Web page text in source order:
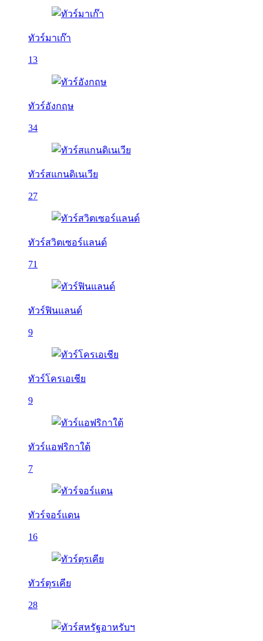
ทัวร์มาเก๊า
13
ทัวร์อังกฤษ
34
ทัวร์สแกนดิเนเวีย
27
ทัวร์สวิตเซอร์แลนด์
71
ทัวร์ฟินแลนด์
9
ทัวร์โครเอเชีย
9
ทัวร์แอฟริกาใต้
7
ทัวร์จอร์แดน
16
ทัวร์ตุรเคีย
28